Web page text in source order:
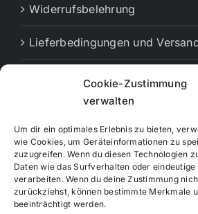
Cookie-Zustimmung
verwalten
Um dir ein optimales Erlebnis zu bieten,
wie Cookies, um Geräteinformationen zu
zuzugreifen. Wenn du diesen Technologien
Daten wie das Surfverhalten oder eindeutige
verarbeiten. Wenn du deine Zustimmung
zurückziehst, können bestimmte Merkmale
beeinträchtigt werden.
Widerrufsbelehrung
Lieferbedingungen und
Vertrag widerrufen